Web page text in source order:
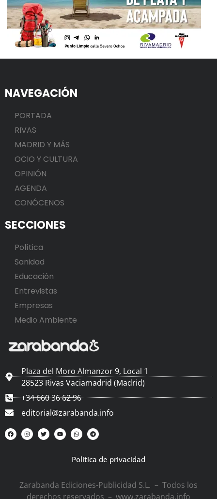
NAVEGACIÓN
PORTADA
RIVAS
MADRID Y MÁS
OCIO Y CULTURA
OPINIÓN
AGENDA
CONÓCENOS
SECCIONES
Política
Sanidad
Educación
Entrevistas
Empresas
Medio Ambiente
Plaza del Moro Almanzor 9, Local 1
28523 Rivas Vaciamadrid (Madrid)
+34 660 36 62 96
editorial@zarabanda.info
Política de privacidad
Zarabanda Ediciones-Publicidad S.L. – Todos los
derechos reservados – www.zarabanda.info